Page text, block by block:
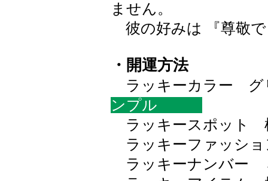
ません。
彼の好みは 『尊敬
・開運方法
ラッキーカラー グ
ンプル
ラッキースポット
ラッキーファッシ
ラッキーナンバー